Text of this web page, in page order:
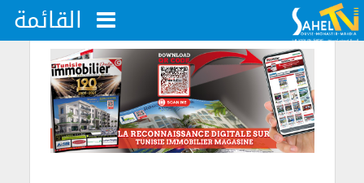
القائمة